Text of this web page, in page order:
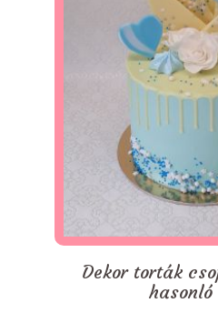
Dekor torták